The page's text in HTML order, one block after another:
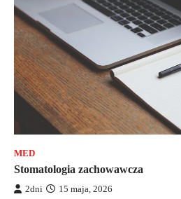
MED
Stomatologia zachowawcza
2dni 15 maja, 2026